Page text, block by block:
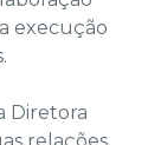
execução
Diretora